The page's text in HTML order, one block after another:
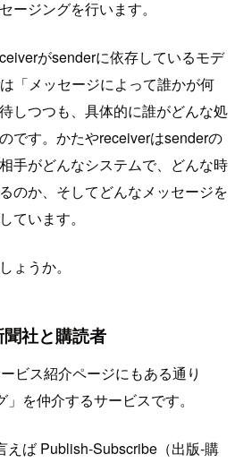
ージングを行います。
がsenderに依存しているモデ
「メッセージによって誰かが何
しつつも、具体的に誰がどんな処
です。かたやreceiverはsenderの
手がどんなシステムで、どんな時
のか、そしてどんなメッセージを
ています。
ょうか。
社と購読者
ビス紹介ページにもある通り
」を仲介するサービスです。
えば Publish-Subscribe（出版-購